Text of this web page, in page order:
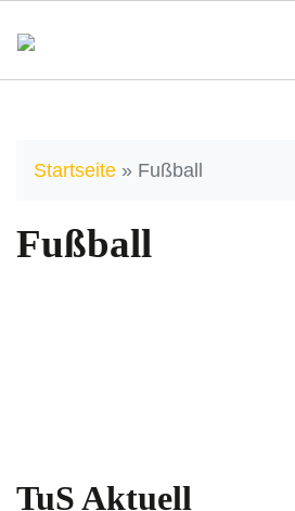
Startseite » Fußball
Fußball
TuS Aktuell